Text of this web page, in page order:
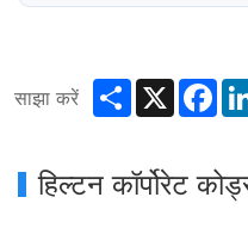
साझा करें ShareX
हिल्टन कॉर्पोरेट